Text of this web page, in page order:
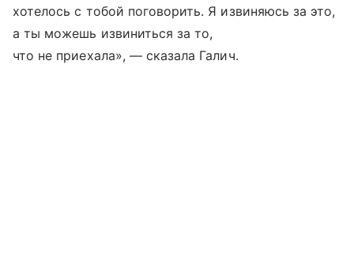
хотелось с тобой поговорить. Я извиняюсь за это,
а ты можешь извиниться за то,
что не приехала», — сказала Галич.